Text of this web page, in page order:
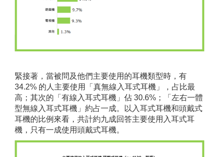
緊接著，當被問及他們主要使用的耳機類型時，有
34.2% 的人主要使用「真無線入耳式耳機」，占比最
高；其次的「有線入耳式耳機」佔 30.6%；「左右一體
型無線入耳式耳機」約占一成。以入耳式耳機和頭戴式
耳機的比例來看，共計約九成回答主要使用入耳式耳
機，只有一成使用頭戴式耳機。